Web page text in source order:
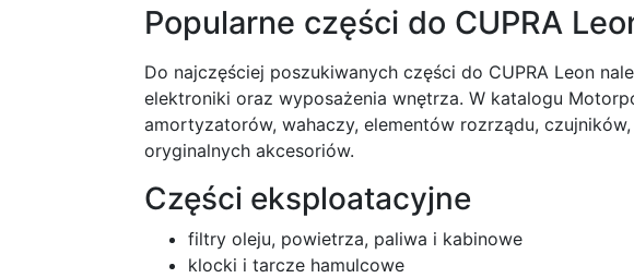
Popularne części do CUPRA
Do najczęściej poszukiwanych części do CUPRA Leon
elektroniki oraz wyposażenia wnętrza. W katalogu
amortyzatorów, wahaczy, elementów rozrządu,
oryginalnych akcesoriów.
Części eksploatacyjne
filtry oleju, powietrza, paliwa i kabinowe
klocki i tarcze hamulcowe